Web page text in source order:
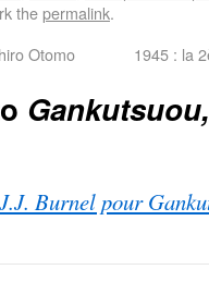
thepermalink.
Otomo 1945 : la
Burnel pour